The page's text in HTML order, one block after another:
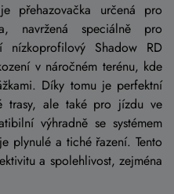
přehazovačka určená pro
navržená speciálně pro
nízkoprofilový Shadow RD
v náročném terénu, kde
Díky tomu je perfektní
trasy, ale také pro jízdu ve
výhradně se systémem
plynulé a tiché řazení. Tento
a spolehlivost, zejména